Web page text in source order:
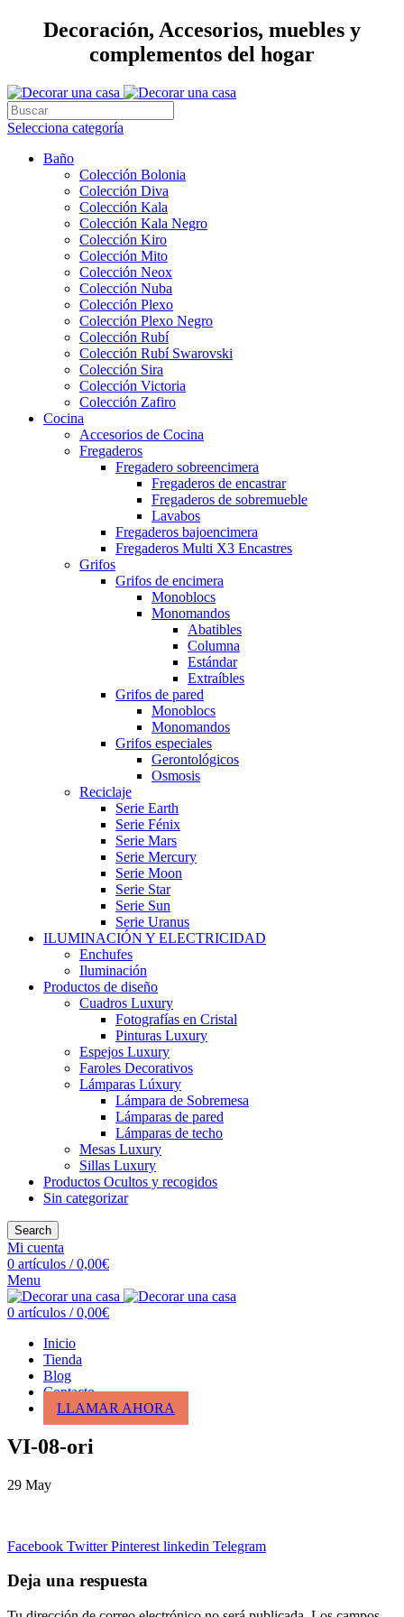
Decoración, Accesorios, muebles y
complementos del hogar
Selecciona categoría
Baño
Colección Bolonia
Colección Diva
Colección Kala
Colección Kala Negro
Colección Kiro
Colección Mito
Colección Neox
Colección Nuba
Colección Plexo
Colección Plexo Negro
Colección Rubí
Colección Rubí Swarovski
Colección Sira
Colección Victoria
Colección Zafiro
Cocina
Accesorios de Cocina
Fregaderos
Fregadero sobreencimera
Fregaderos de encastrar
Fregaderos de sobremueble
Lavabos
Fregaderos bajoencimera
Fregaderos Multi X3 Encastres
Grifos
Grifos de encimera
Monoblocs
Monomandos
Abatibles
Columna
Estándar
Extraíbles
Grifos de pared
Monoblocs
Monomandos
Grifos especiales
Gerontológicos
Osmosis
Reciclaje
Serie Earth
Serie Fénix
Serie Mars
Serie Mercury
Serie Moon
Serie Star
Serie Sun
Serie Uranus
ILUMINACIÓN Y ELECTRICIDAD
Enchufes
Iluminación
Productos de diseño
Cuadros Luxury
Fotografías en Cristal
Pinturas Luxury
Espejos Luxury
Faroles Decorativos
Lámparas Lúxury
Lámpara de Sobremesa
Lámparas de pared
Lámparas de techo
Mesas Luxury
Sillas Luxury
Productos Ocultos y recogidos
Sin categorizar
Search
Mi cuenta
0 artículos / 0,00€
Menu
0 artículos / 0,00€
Inicio
Tienda
Blog
Contacto
LLAMAR AHORA
VI-08-ori
29 May
Facebook Twitter Pinterest linkedin Telegram
Deja una respuesta